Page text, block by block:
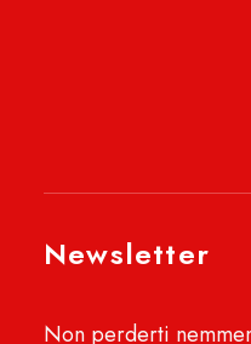
Newsletter
Non perderti